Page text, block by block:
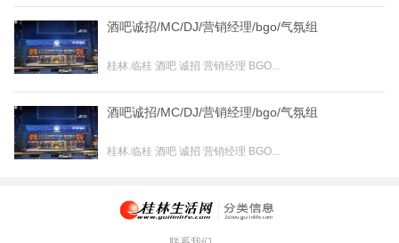
酒吧诚招/MC/DJ/营销经理/bgo/气氛组
桂林.临桂 酒吧 诚招 营销经理 BGO...
酒吧诚招/MC/DJ/营销经理/bgo/气氛组
桂林.临桂 酒吧 诚招 营销经理 BGO...